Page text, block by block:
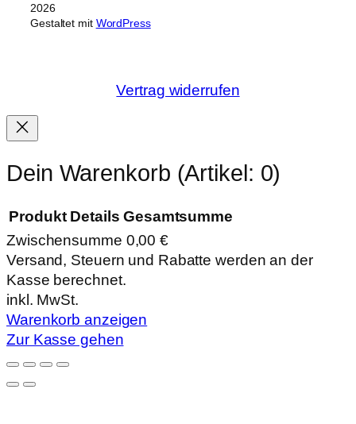
2026
Gestaltet mit WordPress
Vertrag widerrufen
Dein Warenkorb (Artikel: 0)
Produkte
im
Warenkorb
Produkt Details Gesamtsumme
Zwischensumme 0,00 €
Versand, Steuern und Rabatte werden an der
Kasse berechnet.
inkl. MwSt.
Warenkorb anzeigen
Zur Kasse gehen